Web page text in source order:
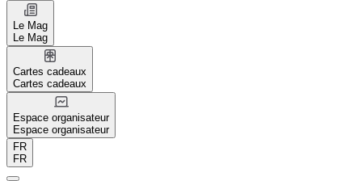
Le Mag
Le Mag
Cartes cadeaux
Cartes cadeaux
Espace organisateur
Espace organisateur
FR
FR